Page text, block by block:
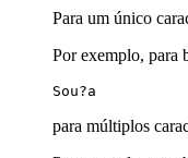
Para um único
Por exemplo, para
Sou?a
para múltiplos